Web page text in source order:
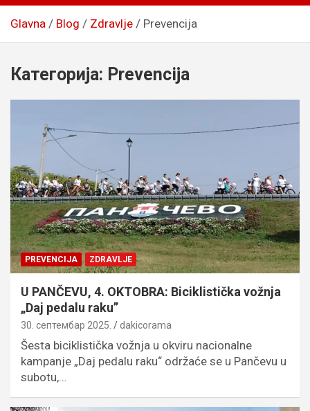
Glavna Blog Zdravlje Prevencija
Категорија: Prevencija
PREVENCIJA ZDRAVLJE
U PANČEVU, 4. OKTOBRA: Biciklistička vožnja
„Daj pedalu raku”
30. септембар 2025. dakicorama
Šesta biciklistička vožnja u okviru nacionalne
kampanje „Daj pedalu raku“ održaće se u Pančevu u
subotu,…